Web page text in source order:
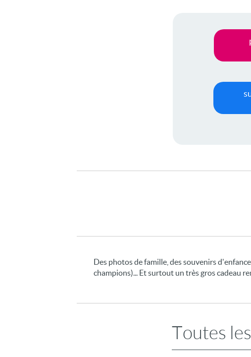
Des photos de famille, des souvenirs
champions)... Et surtout un très gros cadeau
Toutes